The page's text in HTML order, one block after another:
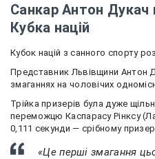
Санкар Антон Дукач
Кубка націй
Кубок націй з санного спорту
Представник Львівщини Антон
змаганнях на чоловічих
Трійка призерів була дуже
переможцю Каспарасу Рінксу
0,111 секунди — срібному
«Це перші змагання